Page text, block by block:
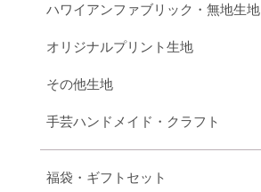
ハワイアンファブリック・無地生地
オリジナルプリント生地
その他生地
手芸ハンドメイド・クラフト
福袋・ギフトセット